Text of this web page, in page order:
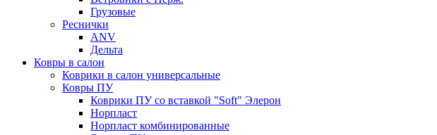
Грузовые
Реснички
ANV
Дельта
Ковры в салон
Коврики в салон универсальные
Ковры ПУ
Коврики ПУ со вставкой "Soft" Элерон
Норпласт
Норпласт комбинированные